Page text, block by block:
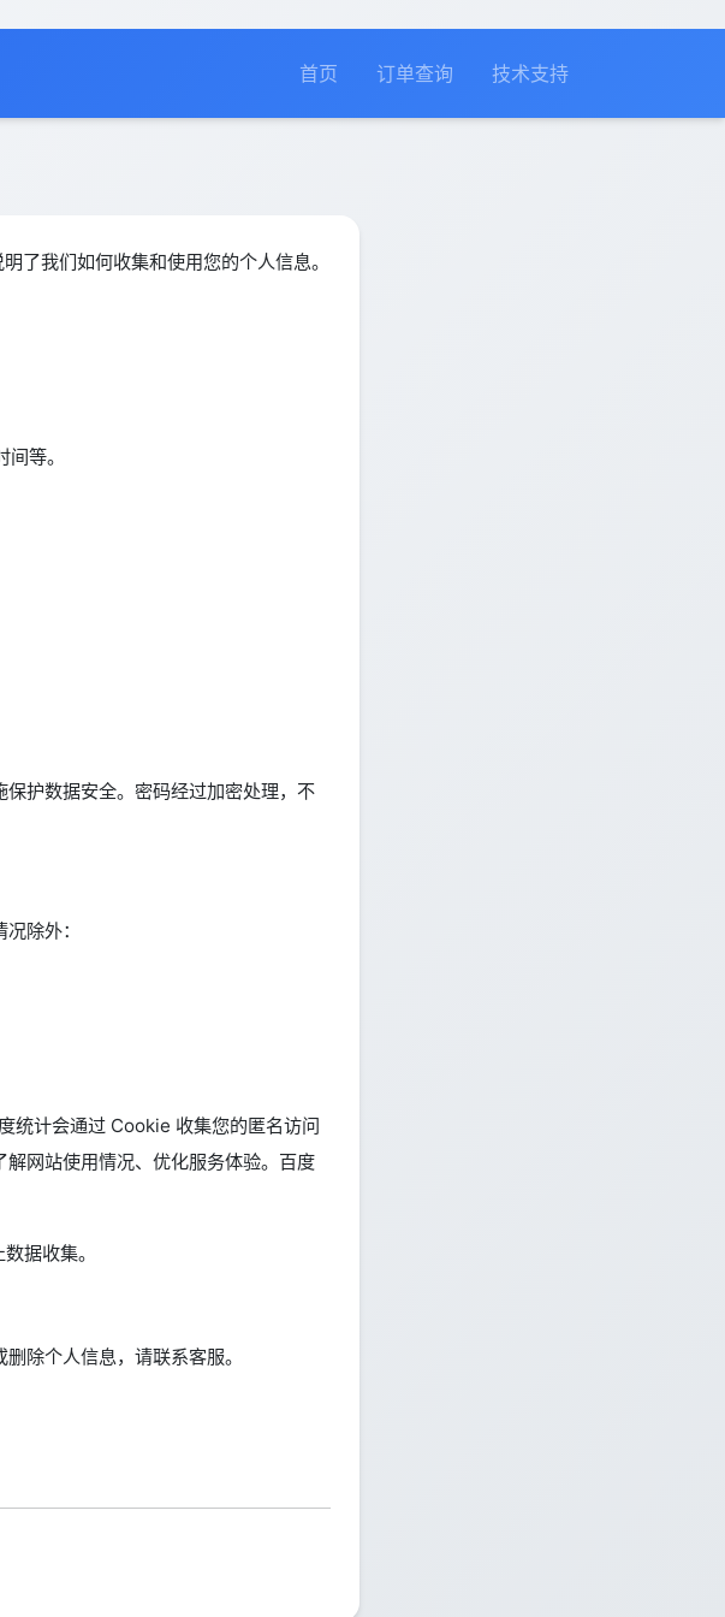
首页 订单查询 技术支持
了我们如何收集和使用您的个人信息。
等。
护数据安全。密码经过加密处理，不
除外：
统计会通过 Cookie 收集您的匿名访问
网站使用情况、优化服务体验。百度
据收集。
除个人信息，请联系客服。